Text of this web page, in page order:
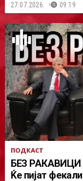
27.07.2026. 09:19
ПОДКАСТ
БЕЗ
Ќе пијат